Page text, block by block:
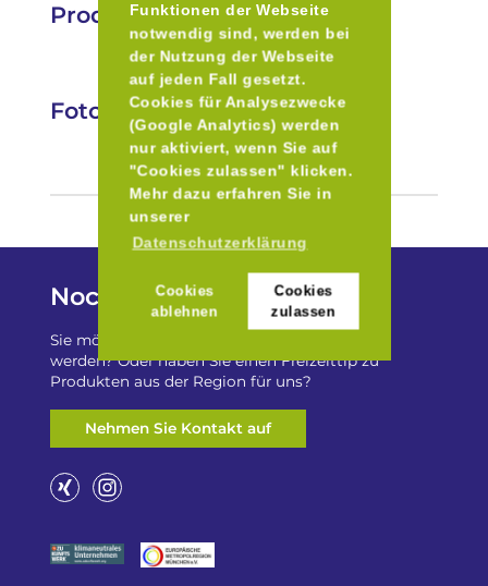
Funktionen der Webseite
notwendig sind, werden bei
der Nutzung der Webseite
auf jeden Fall gesetzt.
Cookies für Analysezwecke
(Google Analytics) werden
nur aktiviert, wenn Sie auf
"Cookies zulassen" klicken.
Mehr dazu erfahren Sie in
unserer
Datenschutzerklärung
Cookies
ablehnen
Cookies
zulassen
Produkte
Fotos
Noch Fragen?
Sie möchten auf „Besser Regional“ gelistet
werden? Oder haben Sie einen Freizeittip zu
Produkten aus der Region für uns?
Nehmen Sie Kontakt auf